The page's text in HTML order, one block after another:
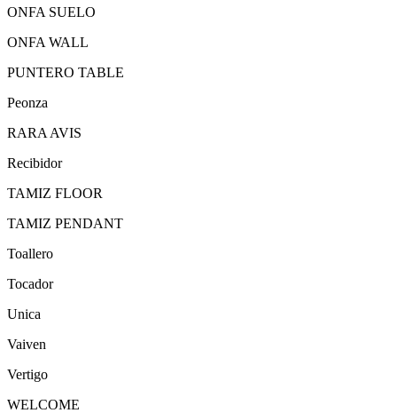
ONFA SUELO
ONFA WALL
PUNTERO TABLE
Peonza
RARA AVIS
Recibidor
TAMIZ FLOOR
TAMIZ PENDANT
Toallero
Tocador
Unica
Vaiven
Vertigo
WELCOME